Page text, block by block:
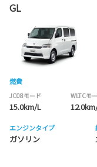
GL
燃費
JC08モード
15.0km/L
WLTCモ
エンジンタイプ
ガソリン